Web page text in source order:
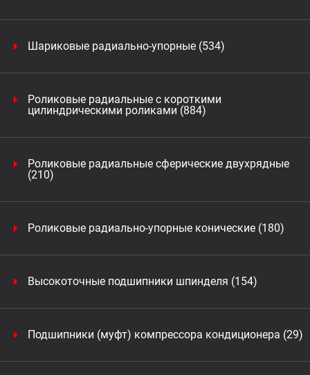
Шариковые радиально-упорные (534)
Роликовые радиальные с короткими
цилиндрическими роликами (884)
Роликовые радиальные сферические двухрядные
(210)
Роликовые радиально-упорные конические (180)
Высокоточные подшипники шпинделя (154)
Подшипники (муфт) компрессора кондиционера (29)